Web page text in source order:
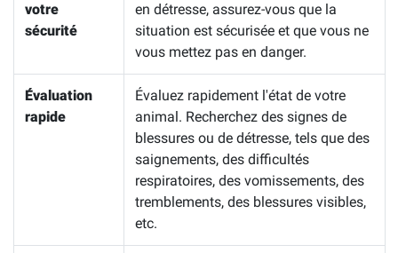
votre
sécurité
en détresse, assurez-vous que la
situation est sécurisée et que vous ne
vous mettez pas en danger.
Évaluation
rapide
Évaluez rapidement l'état de votre
animal. Recherchez des signes de
blessures ou de détresse, tels que des
saignements, des difficultés
respiratoires, des vomissements, des
tremblements, des blessures visibles,
etc.